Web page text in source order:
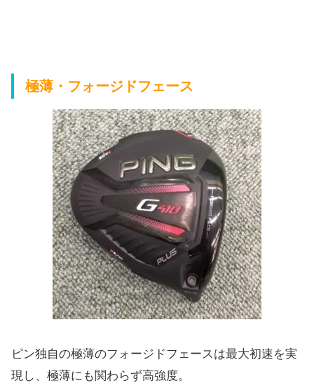
極薄・フォージドフェース
ピン独自の極薄のフォージドフェースは最大初速を実
現し、極薄にも関わらず高強度。